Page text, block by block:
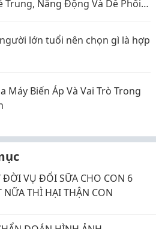
Trung, Năng Động Và Dễ Phối
lớn tuổi nên chọn gì là hợp
Máy Biến Áp Và Vai Trò Trong
ĐỜI VỤ ĐỔI SỮA CHO CON 6
NỮA THÌ HẠI THẬN CON